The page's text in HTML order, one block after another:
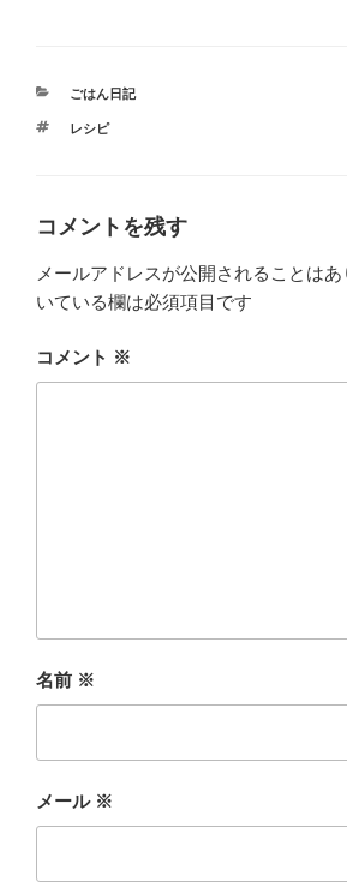
カ
ゴ
ごはん日記
タ
レシピ
コメントを残す
メールアドレスが公開されることはあ
いている欄は必須項目です
コメント ※
名前 ※
メール ※